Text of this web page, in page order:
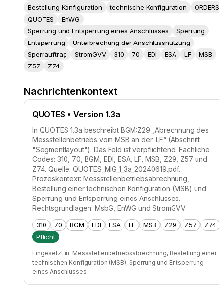
Bestellung Konfiguration
technische Konfiguration
ORDERS
QUOTES
EnWG
Sperrung und Entsperrung eines Anschlusses
Sperrung
Entsperrung
Unterbrechung der Anschlussnutzung
Sperrauftrag
StromGVV 310 70 EDI ESA LF
MSB
Z57
Z74
Nachrichtenkontext
QUOTES • Version 1.3a
In QUOTES 1.3a beschreibt BGM:Z29 „Abrechnung des
Messstellenbetriebs vom MSB an den LF“ (Abschnitt
"Segmentlayout"). Das Feld ist verpflichtend. Fachliche
Codes: 310, 70, BGM, EDI, ESA, LF, MSB, Z29, Z57 und
Z74. Quelle: QUOTES_MIG_1_3a_20240619.pdf.
Prozeskontext: Messstellenbetriebsabrechnung,
Bestellung einer technischen Konfiguration (MSB) und
Sperrung und Entsperrung eines Anschlusses.
Rechtsgrundlagen: MsbG, EnWG und StromGVV.
310 70 BGM EDI ESA LF MSB Z29 Z57
Z74
Pflicht
Eingesetzt in: Messstellenbetriebsabrechnung, Bestellung einer
technischen Konfiguration (MSB), Sperrung und Entsperrung
eines Anschlusses